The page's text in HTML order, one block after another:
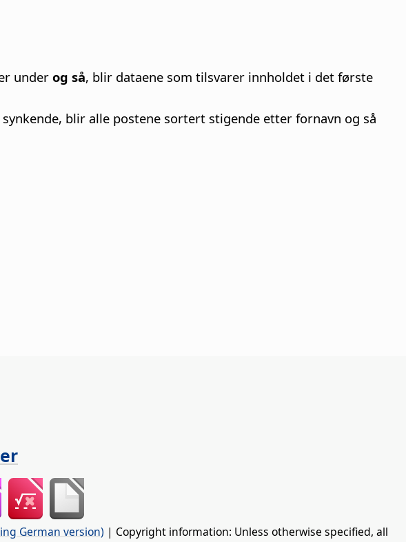
under og så, blir dataene som tilsvarer innholdet i det første
blir alle postene sortert stigende etter fornavn og så
German version) | Copyright information: Unless otherwise specified, all